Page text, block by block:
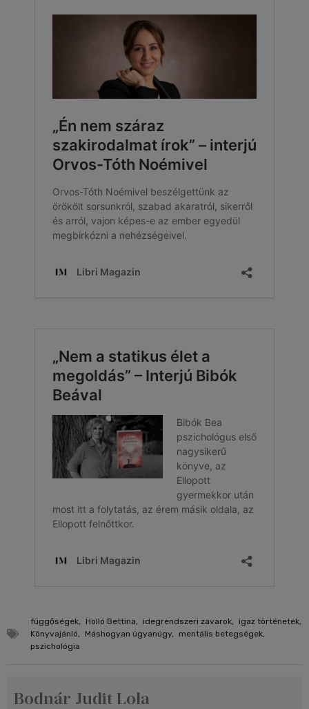
függőségek Holló Bettina idegrendszeri zavarok igaz történetek
Könyvajánló
Máshogyan úgyanúgy mentális betegségek
pszichológia
Bodnár Judit Lola